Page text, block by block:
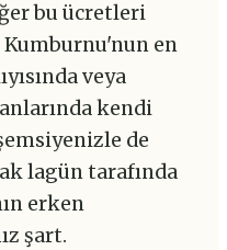
bu ücretleri
en
veya
kendi
de
lagün tarafında
erken
şart.